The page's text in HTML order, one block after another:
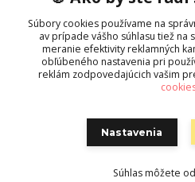
+421 949747302
Po-Pia 10-16
info@peknekabelky.sk
Vytvorené na
Súbory cookies používame na
av prípade vášho súhlasu tiež na
meranie efektivity reklamných
obľúbeného nastavenia pri
reklám zodpovedajúcich vašim
Nastavenia
Súhlas môžete